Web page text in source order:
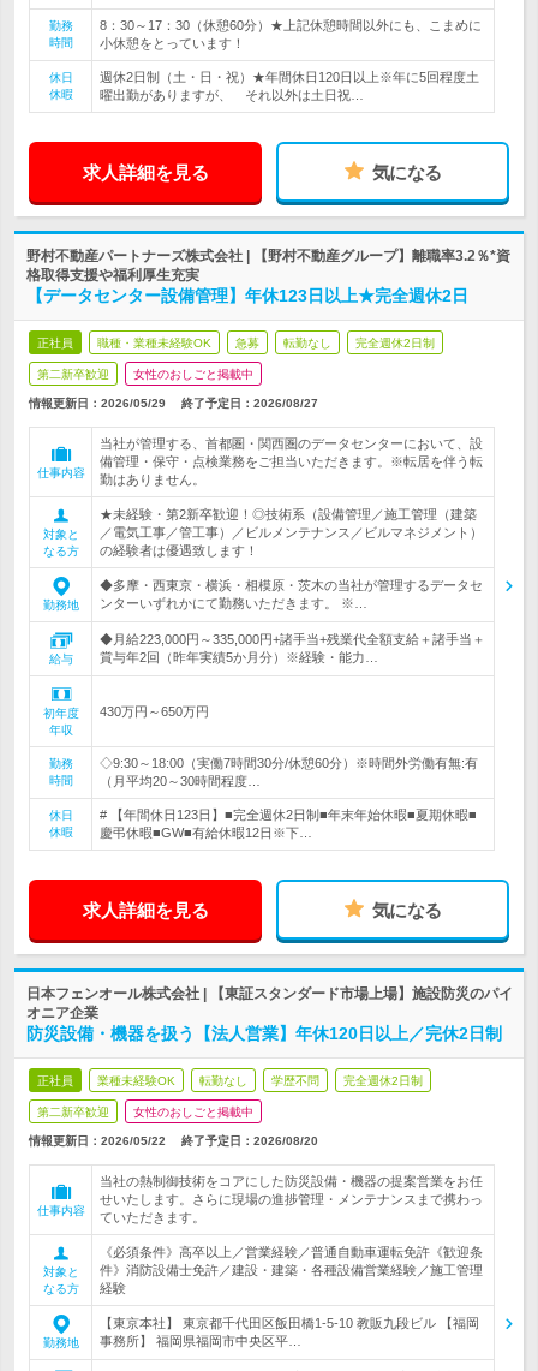
勤務
時間
8：30～17：30（休憩60分）★上記休憩時間以外にも、こまめに
小休憩をとっています！
休日
休暇
週休2日制（土・日・祝）★年間休日120日以上※年に5回程度土
曜出勤がありますが、 それ以外は土日祝…
求人詳細を見る 気になる
野村不動産パートナーズ株式会社 | 【野村不動産グループ】離職率3.2％*資
格取得支援や福利厚生充実
【データセンター設備管理】年休123日以上★完全週休2日
正社員 職種・業種未経験OK 急募 転勤なし 完全週休2日制
第二新卒歓迎 女性のおしごと掲載中
情報更新日：2026/05/29 終了予定日： 2026/08/27
仕事内容
当社が管理する、首都圏・関西圏のデータセンターにおいて、設
備管理・保守・点検業務をご担当いただきます。※転居を伴う転
勤はありません。
対象と
なる方
★未経験・第2新卒歓迎！◎技術系（設備管理／施工管理（建築
／電気工事／管工事）／ビルメンテナンス／ビルマネジメント）
の経験者は優遇致します！
勤務地
◆多摩・西東京・横浜・相模原・茨木の当社が管理するデータセ
ンターいずれかにて勤務いただきます。 ※…
給与
◆月給223,000円～335,000円+諸手当+残業代全額支給＋諸手当＋
賞与年2回（昨年実績5か月分）※経験・能力…
初年度
年収
430万円～650万円
勤務
時間
◇9:30～18:00（実働7時間30分/休憩60分）※時間外労働有無:有
（月平均20～30時間程度…
休日
休暇
# 【年間休日123日】■完全週休2日制■年末年始休暇■夏期休暇■
慶弔休暇■GW■有給休暇12日※下…
求人詳細を見る 気になる
日本フェンオール株式会社 | 【東証スタンダード市場上場】施設防災のパイ
オニア企業
防災設備・機器を扱う【法人営業】年休120日以上／完休2日制
正社員 業種未経験OK 転勤なし 学歴不問 完全週休2日制
第二新卒歓迎 女性のおしごと掲載中
情報更新日：2026/05/22 終了予定日： 2026/08/20
仕事内容
当社の熱制御技術をコアにした防災設備・機器の提案営業をお任
せいたします。さらに現場の進捗管理・メンテナンスまで携わっ
ていただきます。
対象と
なる方
《必須条件》高卒以上／営業経験／普通自動車運転免許《歓迎条
件》消防設備士免許／建設・建築・各種設備営業経験／施工管理
経験
勤務地
【東京本社】 東京都千代田区飯田橋1-5-10 教販九段ビル 【福岡
事務所】 福岡県福岡市中央区平…